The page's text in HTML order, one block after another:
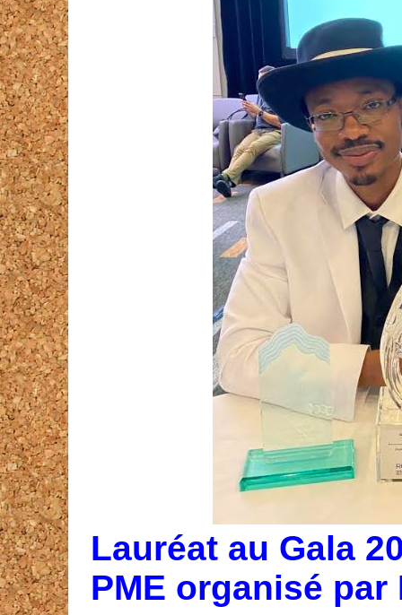
Lauréat au Gala
PME organisé par